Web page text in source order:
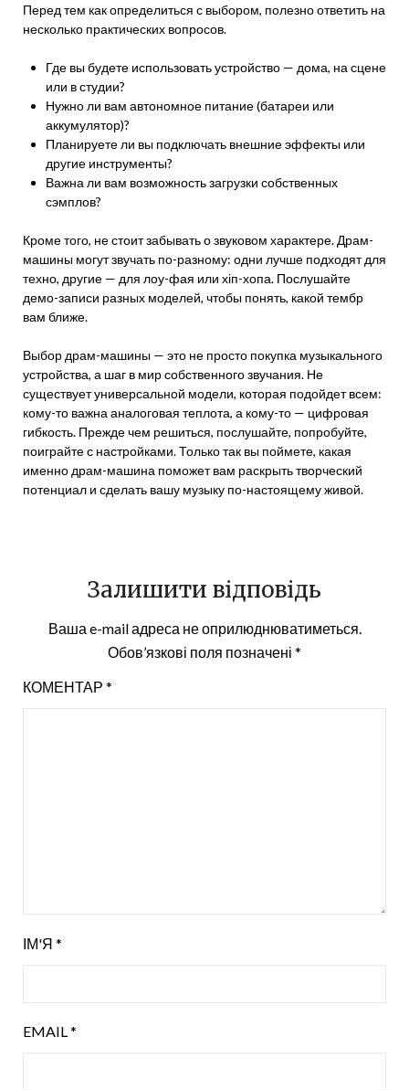
Перед тем как определиться с выбором, полезно ответить на
несколько практических вопросов.
Где вы будете использовать устройство — дома, на сцене
или в студии?
Нужно ли вам автономное питание (батареи или
аккумулятор)?
Планируете ли вы подключать внешние эффекты или
другие инструменты?
Важна ли вам возможность загрузки собственных
сэмплов?
Кроме того, не стоит забывать о звуковом характере. Драм-
машины могут звучать по-разному: одни лучше подходят для
техно, другие — для лоу-фая или хіп-хопа. Послушайте
демо-записи разных моделей, чтобы понять, какой тембр
вам ближе.
Выбор драм-машины — это не просто покупка музыкального
устройства, а шаг в мир собственного звучания. Не
существует универсальной модели, которая подойдет всем:
кому-то важна аналоговая теплота, а кому-то — цифровая
гибкость. Прежде чем решиться, послушайте, попробуйте,
поиграйте с настройками. Только так вы поймете, какая
именно драм-машина поможет вам раскрыть творческий
потенциал и сделать вашу музыку по-настоящему живой.
Залишити відповідь
Ваша e-mail адреса не оприлюднюватиметься.
Обов’язкові поля позначені *
КОМЕНТАР *
ІМ'Я *
EMAIL*